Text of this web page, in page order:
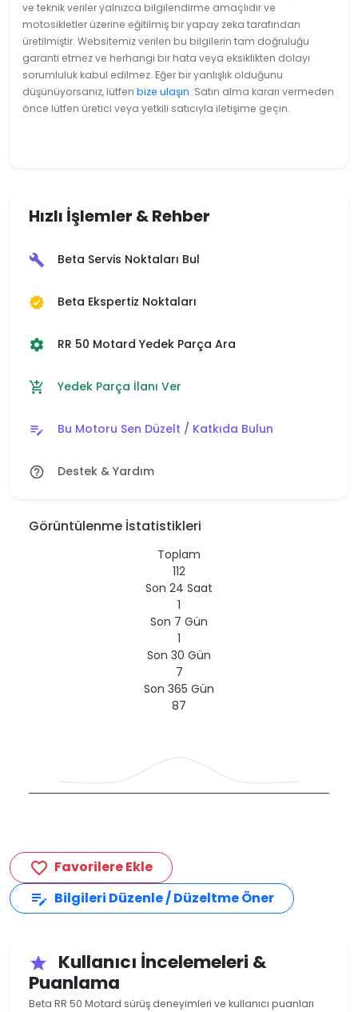
ve teknik veriler yalnızca bilgilendirme amaçlıdır ve
motosikletler üzerine eğitilmiş bir yapay zeka tarafından
üretilmiştir. Websitemiz verilen bu bilgilerin tam doğruluğu
garanti etmez ve herhangi bir hata veya eksiklikten dolayı
sorumluluk kabul edilmez. Eğer bir yanlışlık olduğunu
düşünüyorsanız, lütfen bize ulaşın. Satın alma kararı vermeden
önce lütfen üretici veya yetkili satıcıyla iletişime geçin.
Hızlı İşlemler & Rehber
build Beta Servis Noktaları Bul
verified Beta Ekspertiz Noktaları
settings RR 50 Motard Yedek Parça Ara
add_shopping_cart Yedek Parça İlanı Ver
edit_note Bu Motoru Sen Düzelt / Katkıda Bulun
help_outline Destek & Yardım
Görüntülenme İstatistikleri
Toplam
112
Son 24 Saat
1
Son 7 Gün
1
Son 30 Gün
7
Son 365 Gün
87
favorite_border Favorilere Ekle
edit_note Bilgileri Düzenle / Düzeltme Öner
star
Kullanıcı İncelemeleri &
Puanlama
Beta RR 50 Motard sürüş deneyimleri ve kullanıcı puanları